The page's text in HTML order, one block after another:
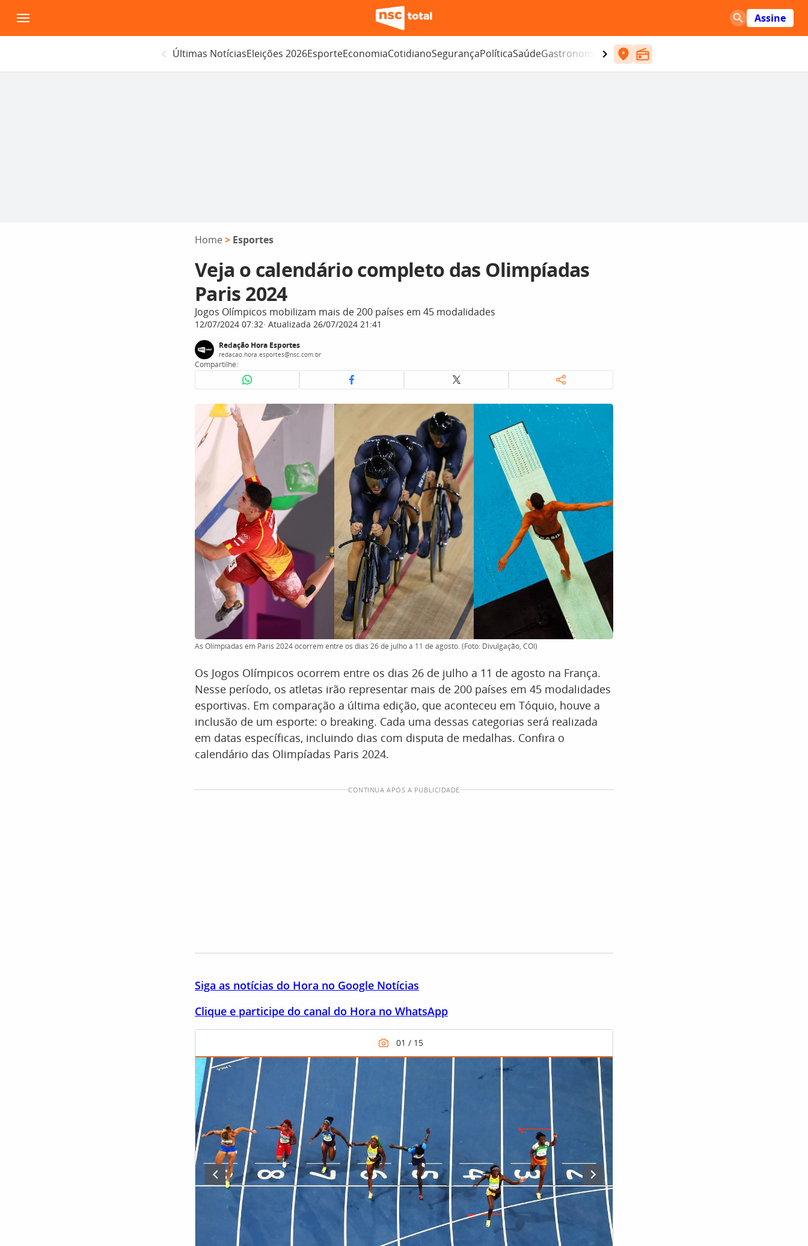
para
o
Assine
Últimas NotíciasEleições 2026EsporteEconomiaCotidianoSegurançaPolíticaSaúdeGastronomia Entretenimento
Home > Esportes
Veja o calendário completo das Olimpíadas
Paris 2024
Jogos Olímpicos mobilizam mais de 200 países em 45 modalidades
12/07/2024 07:32 Atualizada 26/07/2024 21:41
Redação Hora Esportes
redacao.hora.esportes@nsc.com.br
Compartilhe:
As Olimpíadas em Paris 2024 ocorrem entre os dias 26 de julho a 11 de agosto. (Foto: Divulgação, COI)
Os Jogos Olímpicos ocorrem entre os dias 26 de julho a 11 de agosto na França.
Nesse período, os atletas irão representar mais de 200 países em 45 modalidades
esportivas. Em comparação a última edição, que aconteceu em Tóquio, houve a
inclusão de um esporte: o breaking. Cada uma dessas categorias será realizada
em datas específicas, incluindo dias com disputa de medalhas. Confira o
calendário das Olimpíadas Paris 2024.
CONTINUA APÓS A PUBLICIDADE
Siga as notícias do Hora no Google Notícias
Clique e participe do canal do Hora no WhatsApp